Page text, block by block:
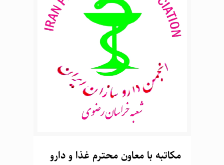
مکاتبه با معاون محترم غذا و دارو